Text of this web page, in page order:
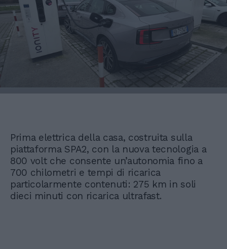
Prima elettrica della casa, costruita sulla
piattaforma SPA2, con la nuova tecnologia a
800 volt che consente un’autonomia fino a
700 chilometri e tempi di ricarica
particolarmente contenuti: 275 km in soli
dieci minuti con ricarica ultrafast.